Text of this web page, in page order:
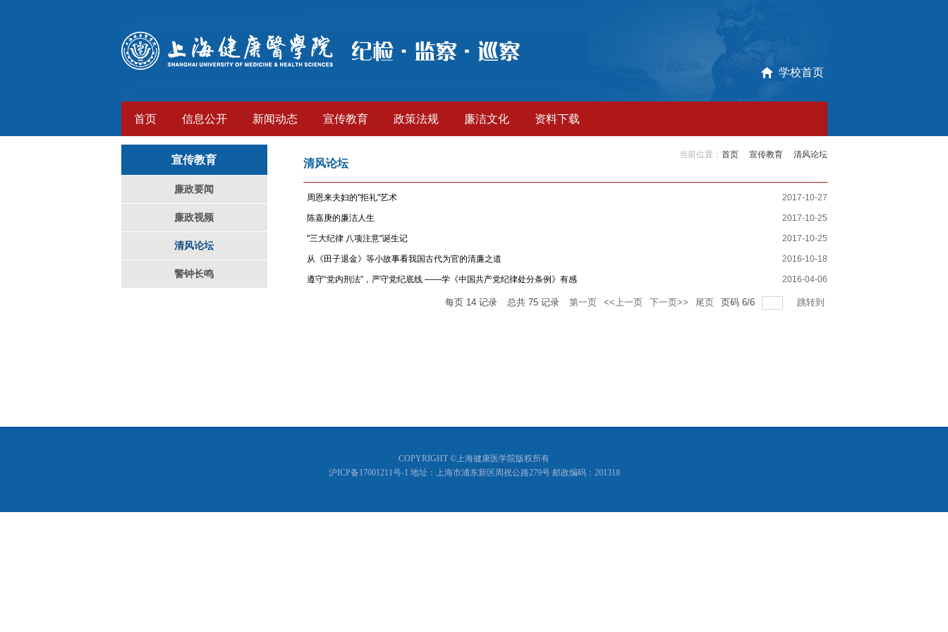
学校首页
首页 信息公开 新闻动态 宣传教育 政策法规 廉洁文化 资料下载
宣传教育
廉政要闻
廉政视频
清风论坛
警钟长鸣
清风论坛
当前位置： 首页 宣传教育 清风论坛
周恩来夫妇的"拒礼"艺术 2017-10-27
陈嘉庚的廉洁人生 2017-10-25
"三大纪律 八项注意"诞生记 2017-10-25
从《田子退金》等小故事看我国古代为官的清廉之道 2016-10-18
遵守“党内刑法”，严守党纪底线 ——学《中国共产党纪律处分条例》有感 2016-04-06
每页 14记录 总共 75记录 第一页 <<上一页 下一页>> 尾页 页码 6/6 跳转到
COPYRIGHT ©上海健康医学院版权所有
沪ICP备17001211号-1 地址：上海市浦东新区周祝公路279号 邮政编码：201318